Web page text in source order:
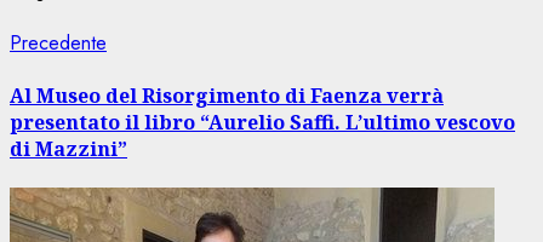
Navigazione
articolo
Precedente
Al Museo del Risorgimento di Faenza verrà
presentato il libro “Aurelio Saffi. L’ultimo vescovo
di Mazzini”